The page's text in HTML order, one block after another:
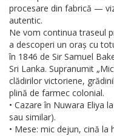
procesare din fabrică —
autentic.
Ne vom continua traseul
a descoperi un oraș cu
în 1846 de Sir Samuel
Sri Lanka. Supranumit
clădirilor victoriene,
plină de farmec colonial.
• Cazare în Nuwara Eliya
sau similar).
• Mese: mic dejun, cină la